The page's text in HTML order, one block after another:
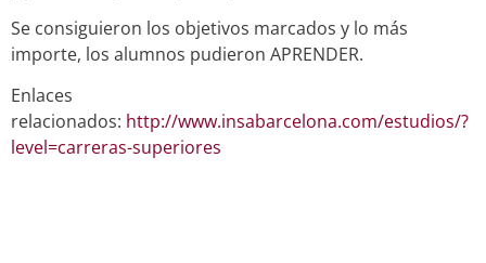
Se consiguieron los objetivos marcados y lo más
importe, los alumnos pudieron APRENDER.
Enlaces
relacionados: http://www.insabarcelona.com/estudios/?
level=carreras-superiores